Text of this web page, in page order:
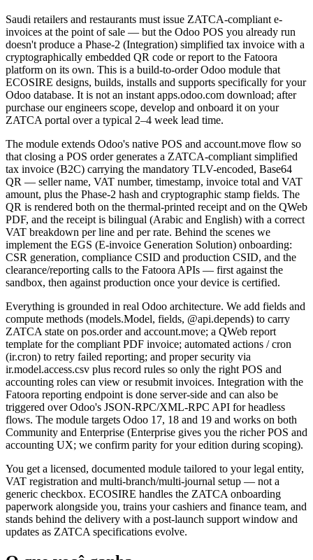
Saudi retailers and restaurants must issue ZATCA-compliant e-
invoices at the point of sale — but the Odoo POS you already run
doesn't produce a Phase-2 (Integration) simplified tax invoice with a
cryptographically embedded QR code or report to the Fatoora
platform on its own. This is a build-to-order Odoo module that
ECOSIRE designs, builds, installs and supports specifically for your
Odoo database. It is not an instant apps.odoo.com download; after
purchase our engineers scope, develop and onboard it on your
ZATCA portal over a typical 2–4 week lead time.
The module extends Odoo's native POS and account.move flow so
that closing a POS order generates a ZATCA-compliant simplified
tax invoice (B2C) carrying the mandatory TLV-encoded, Base64
QR — seller name, VAT number, timestamp, invoice total and VAT
amount, plus the Phase-2 hash and cryptographic stamp fields. The
QR is rendered both on the thermal-printed receipt and on the QWeb
PDF, and the receipt is bilingual (Arabic and English) with a correct
VAT breakdown per line and per rate. Behind the scenes we
implement the EGS (E-invoice Generation Solution) onboarding:
CSR generation, compliance CSID and production CSID, and the
clearance/reporting calls to the Fatoora APIs — first against the
sandbox, then against production once your device is certified.
Everything is grounded in real Odoo architecture. We add fields and
compute methods (models.Model, fields, @api.depends) to carry
ZATCA state on pos.order and account.move; a QWeb report
template for the compliant PDF invoice; automated actions / cron
(ir.cron) to retry failed reporting; and proper security via
ir.model.access.csv plus record rules so only the right POS and
accounting roles can view or resubmit invoices. Integration with the
Fatoora reporting endpoint is done server-side and can also be
triggered over Odoo's JSON-RPC/XML-RPC API for headless
flows. The module targets Odoo 17, 18 and 19 and works on both
Community and Enterprise (Enterprise gives you the richer POS and
accounting UX; we confirm parity for your edition during scoping).
You get a licensed, documented module tailored to your legal entity,
VAT registration and multi-branch/multi-journal setup — not a
generic checkbox. ECOSIRE handles the ZATCA onboarding
paperwork alongside you, trains your cashiers and finance team, and
stands behind the delivery with a post-launch support window and
updates as ZATCA specifications evolve.